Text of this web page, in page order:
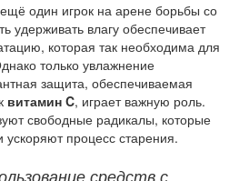
один игрок на арене борьбы со
удерживать влагу обеспечивает
которая так необходима для
только увлажнение
защита, обеспечиваемая
витамин C, играет важную роль.
свободные радикалы, которые
процесс старения.
средств с